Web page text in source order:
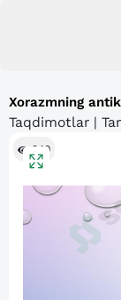
Xorazmning
Taqdimotlar |
340